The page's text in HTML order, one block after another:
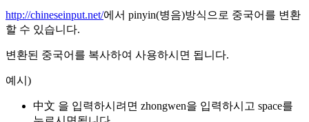
http://chineseinput.net/에서 pinyin(병음)방식으로 중국어를 변환
할 수 있습니다.
변환된 중국어를 복사하여 사용하시면 됩니다.
예시)
中文 을 입력하시려면 zhongwen을 입력하시고 space를